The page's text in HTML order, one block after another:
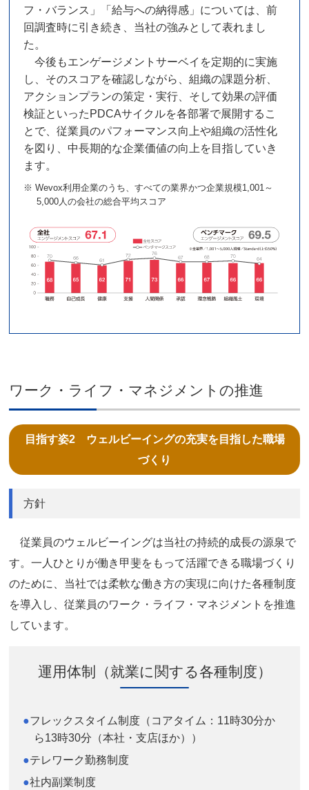
フ・バランス」「給与への納得感」については、前
回調査時に引き続き、当社の強みとして表れまし
た。
今後もエンゲージメントサーベイを定期的に実施
し、そのスコアを確認しながら、組織の課題分析、
アクションプランの策定・実行、そして効果の評価
検証といったPDCAサイクルを各部署で展開するこ
とで、従業員のパフォーマンス向上や組織の活性化
を図り、中長期的な企業価値の向上を目指していき
ます。
※ Wevox利用企業のうち、すべての業界かつ企業規模1,001～
5,000人の会社の総合平均スコア
ワーク・ライフ・マネジメントの推進
目指す姿2 ウェルビーイングの充実を目指した職場
づくり
方針
従業員のウェルビーイングは当社の持続的成長の源泉で
す。一人ひとりが働き甲斐をもって活躍できる職場づくり
のために、当社では柔軟な働き方の実現に向けた各種制度
を導入し、従業員のワーク・ライフ・マネジメントを推進
しています。
運用体制（就業に関する各種制度）
フレックスタイム制度（コアタイム：11時30分か
ら13時30分（本社・支店ほか））
テレワーク勤務制度
社内副業制度